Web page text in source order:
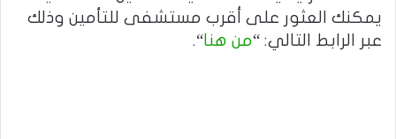
يمكنك العثور على أقرب مستشفى للتأمين وذلك
عبر الرابط التالي: “من هنا“.